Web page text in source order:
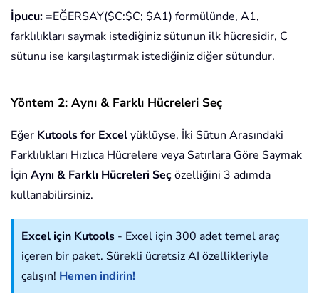
İpucu: =EĞERSAY($C:$C; $A1) formülünde, A1,
farklılıkları saymak istediğiniz sütunun ilk hücresidir, C
sütunu ise karşılaştırmak istediğiniz diğer sütundur.
Yöntem 2: Aynı & Farklı Hücreleri Seç
Eğer Kutools for Excelyüklüyse, İki Sütun Arasındaki
Farklılıkları Hızlıca Hücrelere veya Satırlara Göre Saymak
İçin Aynı & Farklı Hücreleri Seçözelliğini 3 adımda
kullanabilirsiniz.
Excel için Kutools - Excel için 300 adet temel araç
içeren bir paket. Sürekli ücretsiz AI özellikleriyle
çalışın! Hemen indirin!